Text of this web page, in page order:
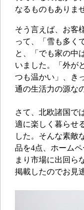
なるものもありま
そう言えば、お客
って、「雪も多く
と、「でも家の中
いました。「外が
つも温かい」、き
通の生活力の源な
さて、北欧諸国で
適に楽しく暮らせ
した。そんな素敵
品を4点、ホーム
まり市場に出回ら
掲載したのでお見